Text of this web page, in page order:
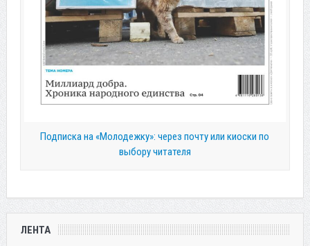
Подписка на «Молодежку»: через почту или киоски по
выбору читателя
ЛЕНТА